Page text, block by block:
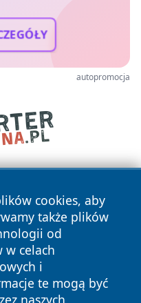
autopromocja
cookies, aby
także plików
od
w celach
i
te mogą być
naszych
prawa zastrzeżone.